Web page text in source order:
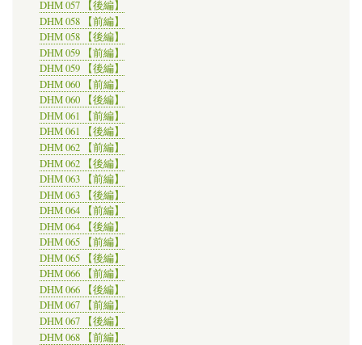
DHM 057 【後編】
DHM 058 【前編】
DHM 058 【後編】
DHM 059 【前編】
DHM 059 【後編】
DHM 060 【前編】
DHM 060 【後編】
DHM 061 【前編】
DHM 061 【後編】
DHM 062 【前編】
DHM 062 【後編】
DHM 063 【前編】
DHM 063 【後編】
DHM 064 【前編】
DHM 064 【後編】
DHM 065 【前編】
DHM 065 【後編】
DHM 066 【前編】
DHM 066 【後編】
DHM 067 【前編】
DHM 067 【後編】
DHM 068 【前編】